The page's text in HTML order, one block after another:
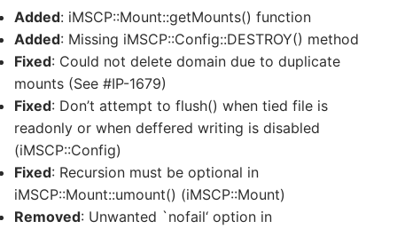
Added: iMSCP::Mount::getMounts() function
Added: Missing iMSCP::Config::DESTROY() method
Fixed: Could not delete domain due to duplicate
mounts (See #IP-1679)
Fixed: Don’t attempt to flush() when tied file is
readonly or when deffered writing is disabled
(iMSCP::Config)
Fixed: Recursion must be optional in
iMSCP::Mount::umount() (iMSCP::Mount)
Removed: Unwanted `nofail‘ option in